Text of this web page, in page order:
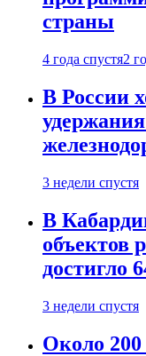
страны
4 года спустя2
В России
3 недели спустя
В
объектов
достигло
3 недели спустя
Около 200